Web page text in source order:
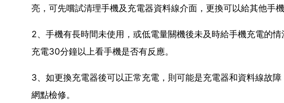
亮，可先嚐試清理手機及充電器資料線介面，更換可以給其他手
2、手機有長時間未使用，或低電量關機後未及時給手機充電的
充電30分鐘以上看手機是否有反應。
3、如更換充電器後可以正常充電，則可能是充電器和資料線故
網點檢修。